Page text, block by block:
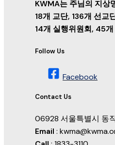
KWMA는 주님의 지상
18개 교단, 136개 선교
14개 실행위원회, 45
Follow Us
Facebook
Contact Us
06928 서울특별시 동
Email :